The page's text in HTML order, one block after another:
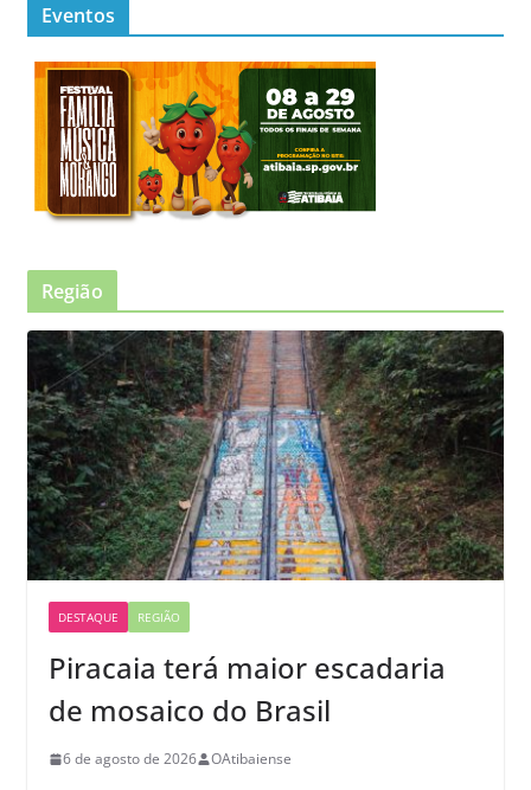
Eventos
Região
DESTAQUE REGIÃO
Piracaia terá maior escadaria
de mosaico do Brasil
6 de agosto de 2026 OAtibaiense